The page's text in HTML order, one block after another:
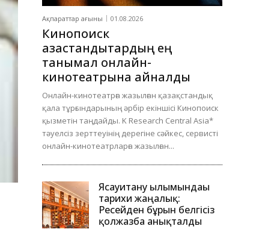
Ақпараттар ағыны 01.08.2026
Кинопоиск
қазақстандықтардың ең
танымал онлайн-
кинотеатрына айналды
Онлайн-кинотеатрға жазылған қазақстандық
қала тұрғындарының әрбір екіншісі Кинопоиск
қызметін таңдайды. K Research Central Asia*
тәуелсіз зерттеуінің дерегіне сәйкес, сервисті
онлайн-кинотеатрларға жазылған...
Ясауитану ғылымындағы
тарихи жаңалық:
Ресейден бұрын белгісіз
қолжазба анықталды